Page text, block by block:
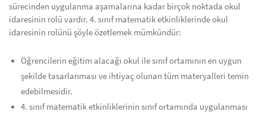
sürecinden uygulanma aşamalarına kadar birçok noktada okul
idaresinin rolü vardır. 4. sınıf matematik etkinliklerinde okul
idaresinin rolünü şöyle özetlemek mümkündür:
Öğrencilerin eğitim alacağı okul ile sınıf ortamının en uygun
şekilde tasarlanması ve ihtiyaç olunan tüm materyalleri temin
edebilmesidir.
4. sınıf matematik etkinliklerinin sınıf ortamında uygulanması